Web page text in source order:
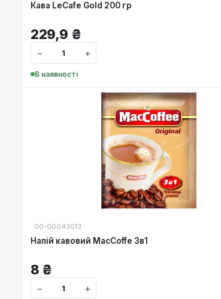
Кава LeCafe Gold 200 гр
229,9 ₴
− +
В наявності
00-00043013
Напій кавовий MacCoffe 3в1
8 ₴
− +